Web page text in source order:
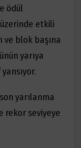
ödül
etkili
ve blok başına
yarıya
yarılanma
rekor seviyeye